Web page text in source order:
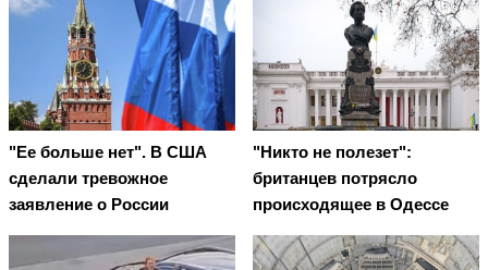
"Ее больше нет". В США
сделали тревожное
заявление о России
"Никто не полезет":
британцев потрясло
происходящее в Одессе